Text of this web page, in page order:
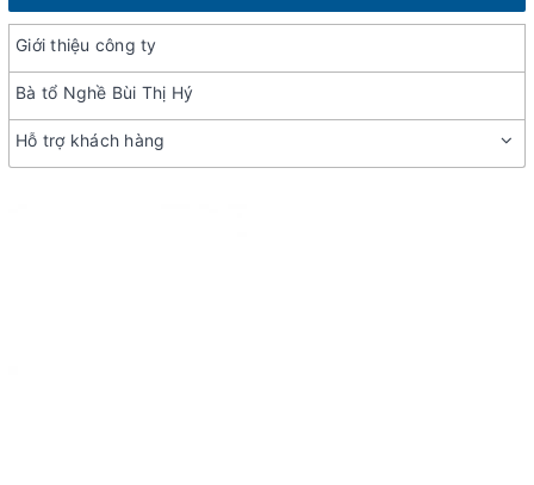
Giới thiệu công ty
Bà tổ Nghề Bùi Thị Hý
Hỗ trợ khách hàng